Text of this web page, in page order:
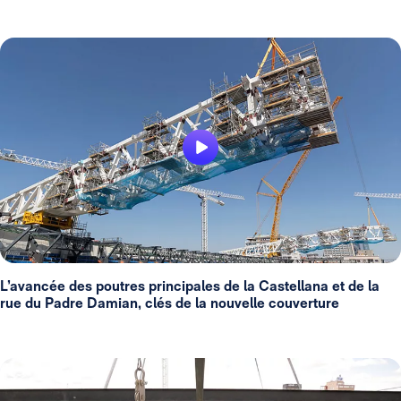
L’avancée des poutres principales de la Castellana et de la
rue du Padre Damian, clés de la nouvelle couverture